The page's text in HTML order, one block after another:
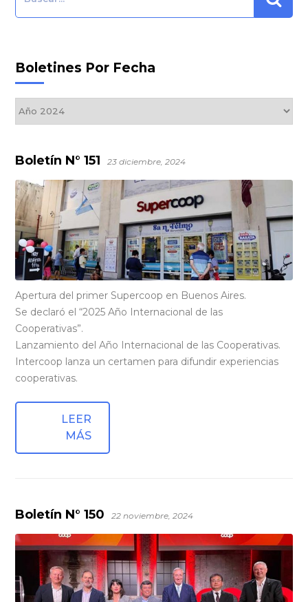
Boletín N° 151 23 diciembre, 2024
Apertura del primer Supercoop en Buenos Aires.
Se declaró el “2025 Año Internacional de las
Cooperativas”.
Lanzamiento del Año Internacional de las Cooperativas.
Intercoop lanza un certamen para difundir experiencias
cooperativas.
LEER
MÁS
Boletín N° 150 22 noviembre, 2024
Boletines Por Fecha
Boletines
por